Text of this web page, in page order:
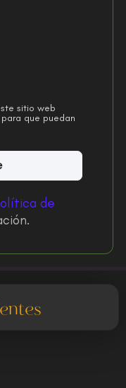
sitio web
que puedan
de